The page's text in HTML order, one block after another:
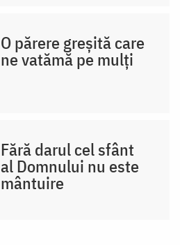
O părere greșită care
ne vatămă pe mulți
Fără darul cel sfânt
al Domnului nu este
mântuire